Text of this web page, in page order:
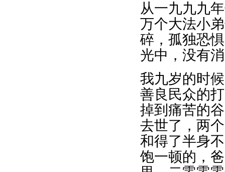
从一九九九
万个大法小
碎，孤独恐
光中，没有
我九岁的时
善良民众的
掉到痛苦的
去世了，两
和得了半身
饱一顿的，